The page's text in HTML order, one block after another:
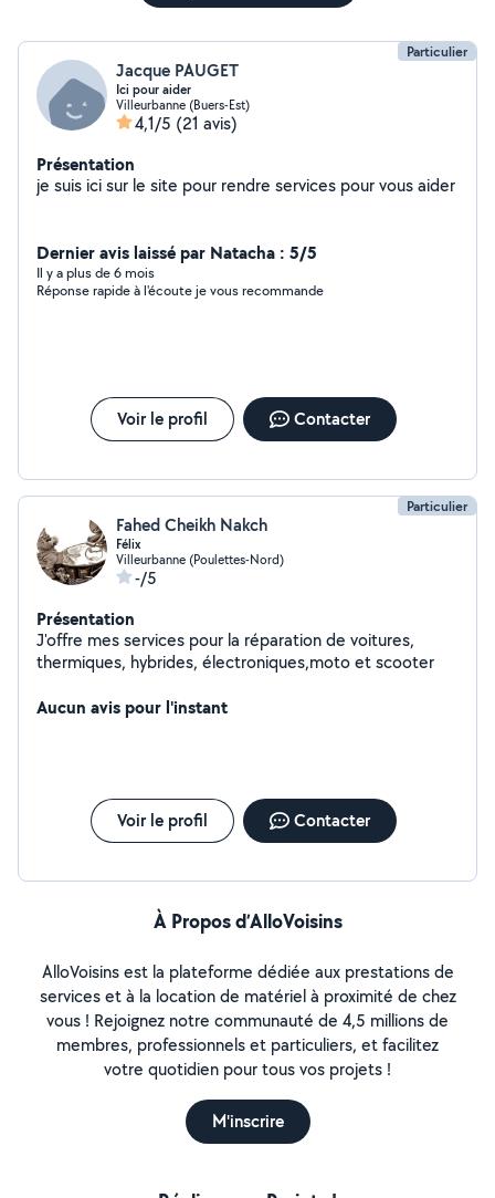
Particulier
Jacque PAUGET
Ici pour aider
Villeurbanne (Buers-Est)
4,1/5 (21 avis)
Présentation
je suis ici sur le site pour rendre services pour vous aider
Dernier avis laissé par Natacha : 5/5
Il y a plus de 6 mois
Réponse rapide à l'écoute je vous recommande
Voir le profil Contacter
Particulier
Fahed Cheikh Nakch
Félix
Villeurbanne (Poulettes-Nord)
-/5
Présentation
J'offre mes services pour la réparation de voitures,
thermiques, hybrides, électroniques,moto et scooter
Aucun avis pour l'instant
Voir le profil Contacter
À Propos d’AlloVoisins
AlloVoisins est la plateforme dédiée aux prestations de
services et à la location de matériel à proximité de chez
vous ! Rejoignez notre communauté de 4,5 millions de
membres, professionnels et particuliers, et facilitez
votre quotidien pour tous vos projets !
M'inscrire